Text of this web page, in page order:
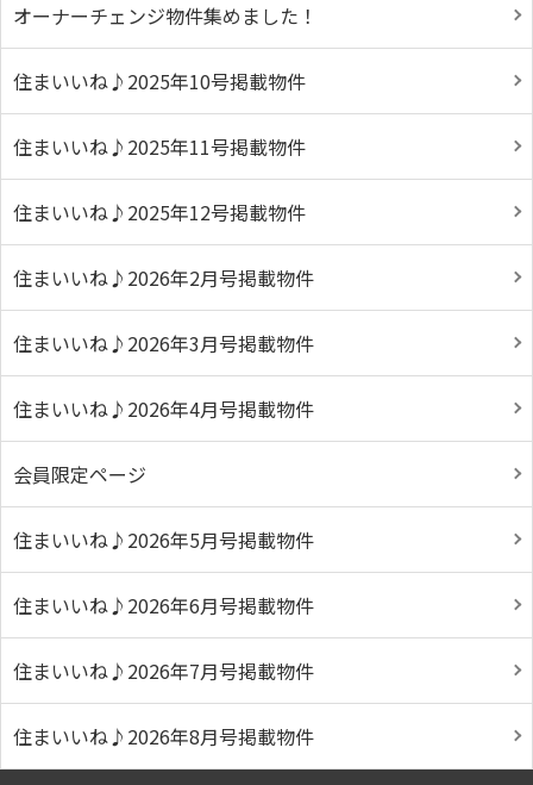
オーナーチェンジ物件集めました！
住まいいね♪2025年10号掲載物件
住まいいね♪2025年11号掲載物件
住まいいね♪2025年12号掲載物件
住まいいね♪2026年2月号掲載物件
住まいいね♪2026年3月号掲載物件
住まいいね♪2026年4月号掲載物件
会員限定ページ
住まいいね♪2026年5月号掲載物件
住まいいね♪2026年6月号掲載物件
住まいいね♪2026年7月号掲載物件
住まいいね♪2026年8月号掲載物件